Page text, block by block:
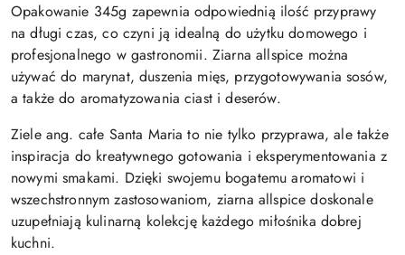
Opakowanie 345g zapewnia odpowiednią ilość przyprawy
na długi czas, co czyni ją idealną do użytku domowego i
profesjonalnego w gastronomii. Ziarna allspice można
używać do marynat, duszenia mięs, przygotowywania sosów,
a także do aromatyzowania ciast i deserów.
Ziele ang. całe Santa Maria to nie tylko przyprawa, ale także
inspiracja do kreatywnego gotowania i eksperymentowania z
nowymi smakami. Dzięki swojemu bogatemu aromatowi i
wszechstronnym zastosowaniom, ziarna allspice doskonale
uzupełniają kulinarną kolekcję każdego miłośnika dobrej
kuchni.